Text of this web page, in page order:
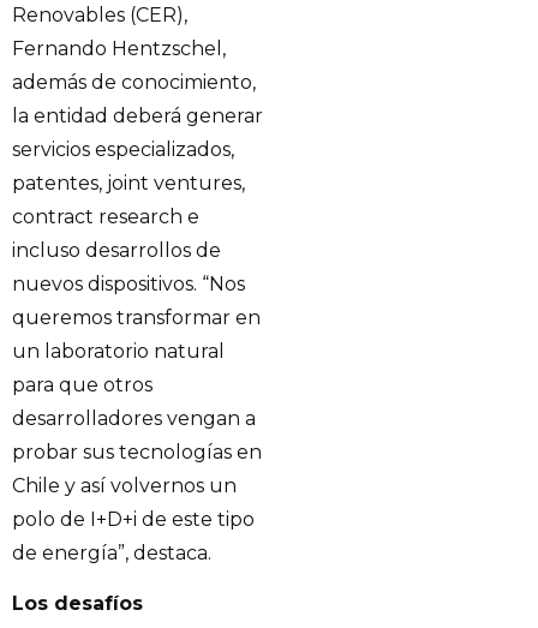
Renovables (CER),
Fernando Hentzschel,
además de conocimiento,
la entidad deberá generar
servicios especializados,
patentes, joint ventures,
contract research e
incluso desarrollos de
nuevos dispositivos. “Nos
queremos transformar en
un laboratorio natural
para que otros
desarrolladores vengan a
probar sus tecnologías en
Chile y así volvernos un
polo de I+D+i de este tipo
de energía”, destaca.
Los desafíos